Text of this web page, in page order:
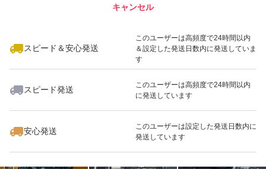
※このバッジは実績に基づく表示であり、発送を保証しているものではあり
スピード＆安心発送
このユーザーは高頻度で24時間以内
＆設定した発送日数内に発送していま
す
スピード発送
このユーザーは高頻度で24時間以内
に発送しています
安心発送
このユーザーは設定した発送日数内に
発送しています
キャンセル